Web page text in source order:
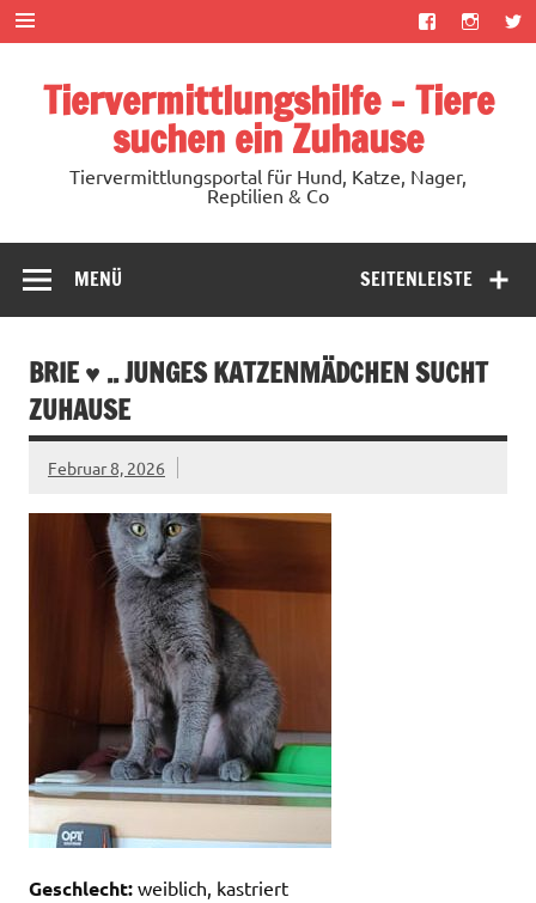
Zum
Inhalt
springen
Tiervermittlungshilfe – Tiere
suchen ein Zuhause
Tiervermittlungsportal für Hund, Katze, Nager,
Reptilien & Co
SEITENLEISTE
MENÜ
BRIE ♥ .. JUNGES KATZENMÄDCHEN SUCHT
ZUHAUSE
Februar 8, 2026
Geschlecht: weiblich, kastriert